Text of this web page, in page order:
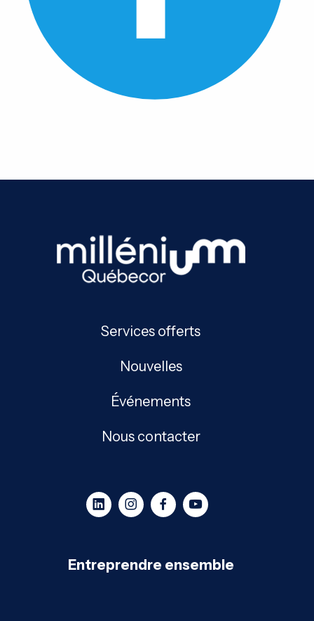
Services offerts
Nouvelles
Événements
Nous contacter
Entreprendre ensemble